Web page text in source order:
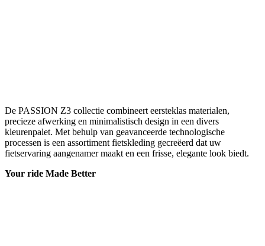
De PASSION Z3 collectie combineert eersteklas materialen,
precieze afwerking en minimalistisch design in een divers
kleurenpalet. Met behulp van geavanceerde technologische
processen is een assortiment fietskleding gecreëerd dat uw
fietservaring aangenamer maakt en een frisse, elegante look biedt.
Your ride Made Better